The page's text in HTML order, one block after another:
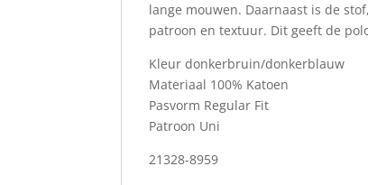
lange mouwen. Daarnaast is de
patroon en textuur. Dit geeft de
Kleur donkerbruin/donkerblauw
Materiaal 100% Katoen
Pasvorm Regular Fit
Patroon Uni
21328-8959